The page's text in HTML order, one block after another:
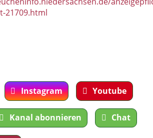
21709.html
Instagram Youtube
Kanal abonnieren Chat